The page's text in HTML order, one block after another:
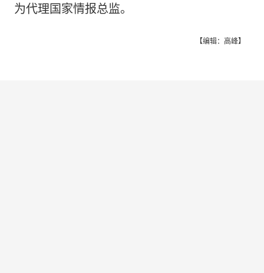
为代理国家情报总监。
【编辑：高峰】